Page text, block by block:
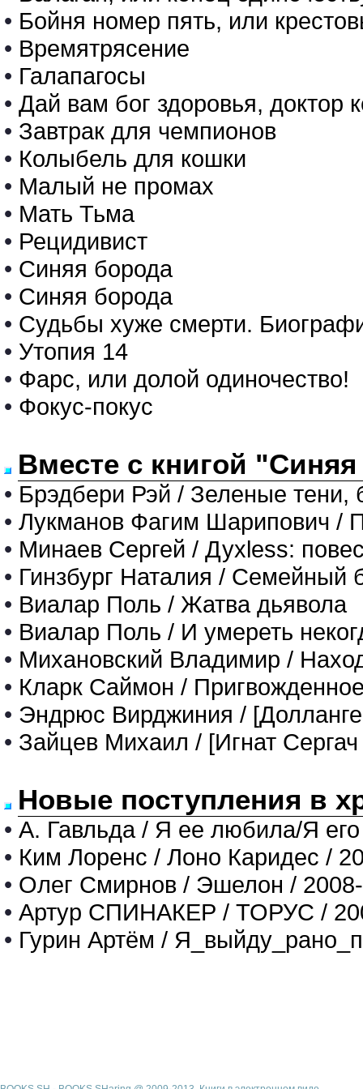
• Бойня номер пять, или
• Времятрясение
• Галапагосы
• Дай вам бог здоровья, доктор
• Завтрак для чемпионов
• Колыбель для кошки
• Малый не промах
• Мать Тьма
• Рецидивист
• Синяя борода
• Синяя борода
• Судьбы хуже смерти.
• Утопия 14
• Фарс, или долой одиночество!
• Фокус-покус
Вместе с книгой
• Брэдбери Рэй / Зеленые тени,
• Лукманов Фагим Шарипович /
• Минаев Сергей / Духless:
• Гинзбург Наталия / Семейный
• Виалар Поль / Жатва дьявола
• Виалар Поль / И умереть
• Михановский Владимир /
• Кларк Саймон /
• Эндрюс Вирджиния /
• Зайцев Михаил / [Игнат
Новые поступления в
• А. Гавльда / Я ее любила/Я
• Ким Лоренс / Лоно Каридес /
• Олег Смирнов / Эшелон /
• Артур СПИНАКЕР / ТОРУС /
• Гурин Артём /